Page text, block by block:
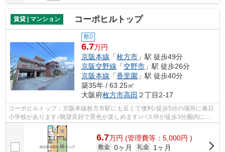
賃貸 | マンション コーポヒルトップ
敷0
6.7万円
京阪本線 「枚方市 」駅 徒歩49分
京阪交野線 「交野市 」駅 徒歩26分
京阪本線 「香里園 」駅 徒歩40分
築35年 / 63.25㎡
大阪府枚方市高田 ２丁目2-17
コーポヒルトップ：京阪本線枚方市駅にも近くて便利♪徒歩5分の場所に春日
小学校があります♪眺望良好で景色が楽しめます♪バス停が徒歩3分圏内にあ
ります♪枚方市エリアにある賃貸情報の...
6.7万円 (管理費等：5,000円 )
敷金 0ヶ月 礼金
1ヶ月